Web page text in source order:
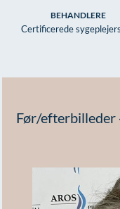
BEHANDLERE
Certificerede
Før/